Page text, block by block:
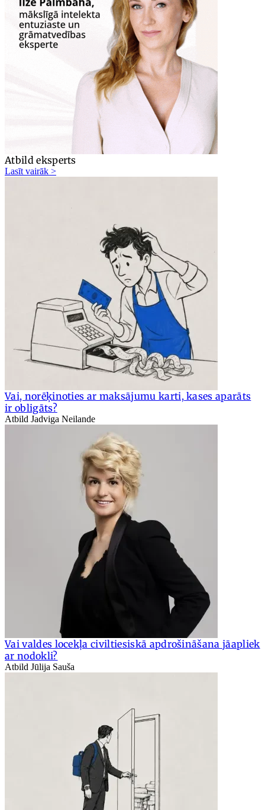
Atbild eksperts
Lasīt vairāk >
Vai, norēķinoties ar maksājumu karti, kases aparāts
ir obligāts?
Atbild Jadviga Neilande
Vai valdes locekļa civiltiesiskā apdrošināšana jāapliek
ar nodokli?
Atbild Jūlija Sauša